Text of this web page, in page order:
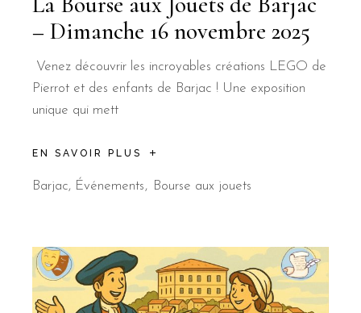
– Dimanche 16 novembre 2025
Venez découvrir les incroyables créations LEGO de
Pierrot et des enfants de Barjac ! Une exposition
unique qui mett
EN SAVOIR PLUS
Barjac, Événements Bourse aux jouets